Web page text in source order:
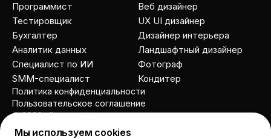
Программист
Тестировщик
Бухгалтер
Аналитик данных
Специалист по ИИ
SMM-специалист
Веб дизайнер
UX UI дизайнер
Дизайнер интерьера
Ландшафтный дизайнер
Фотограф
Кондитер
© 2026 allcourses.io
Пользовательское соглашение
Политика конфиденциальности
Мы используем cookies